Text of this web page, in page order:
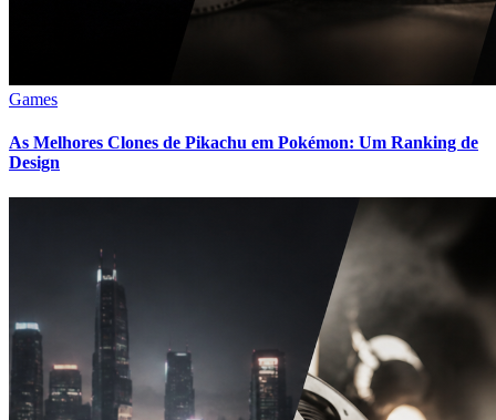
Games
As Melhores Clones de Pikachu em Pokémon: Um Ranking de
Design